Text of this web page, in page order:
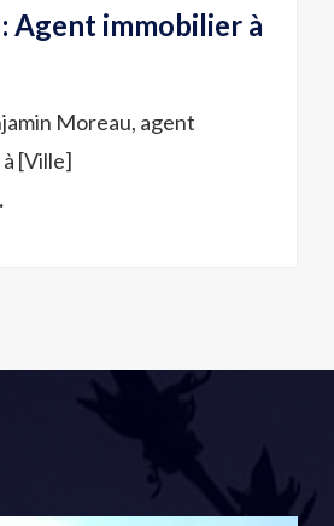
Agent immobilier à
Moreau, agent
[Ville]